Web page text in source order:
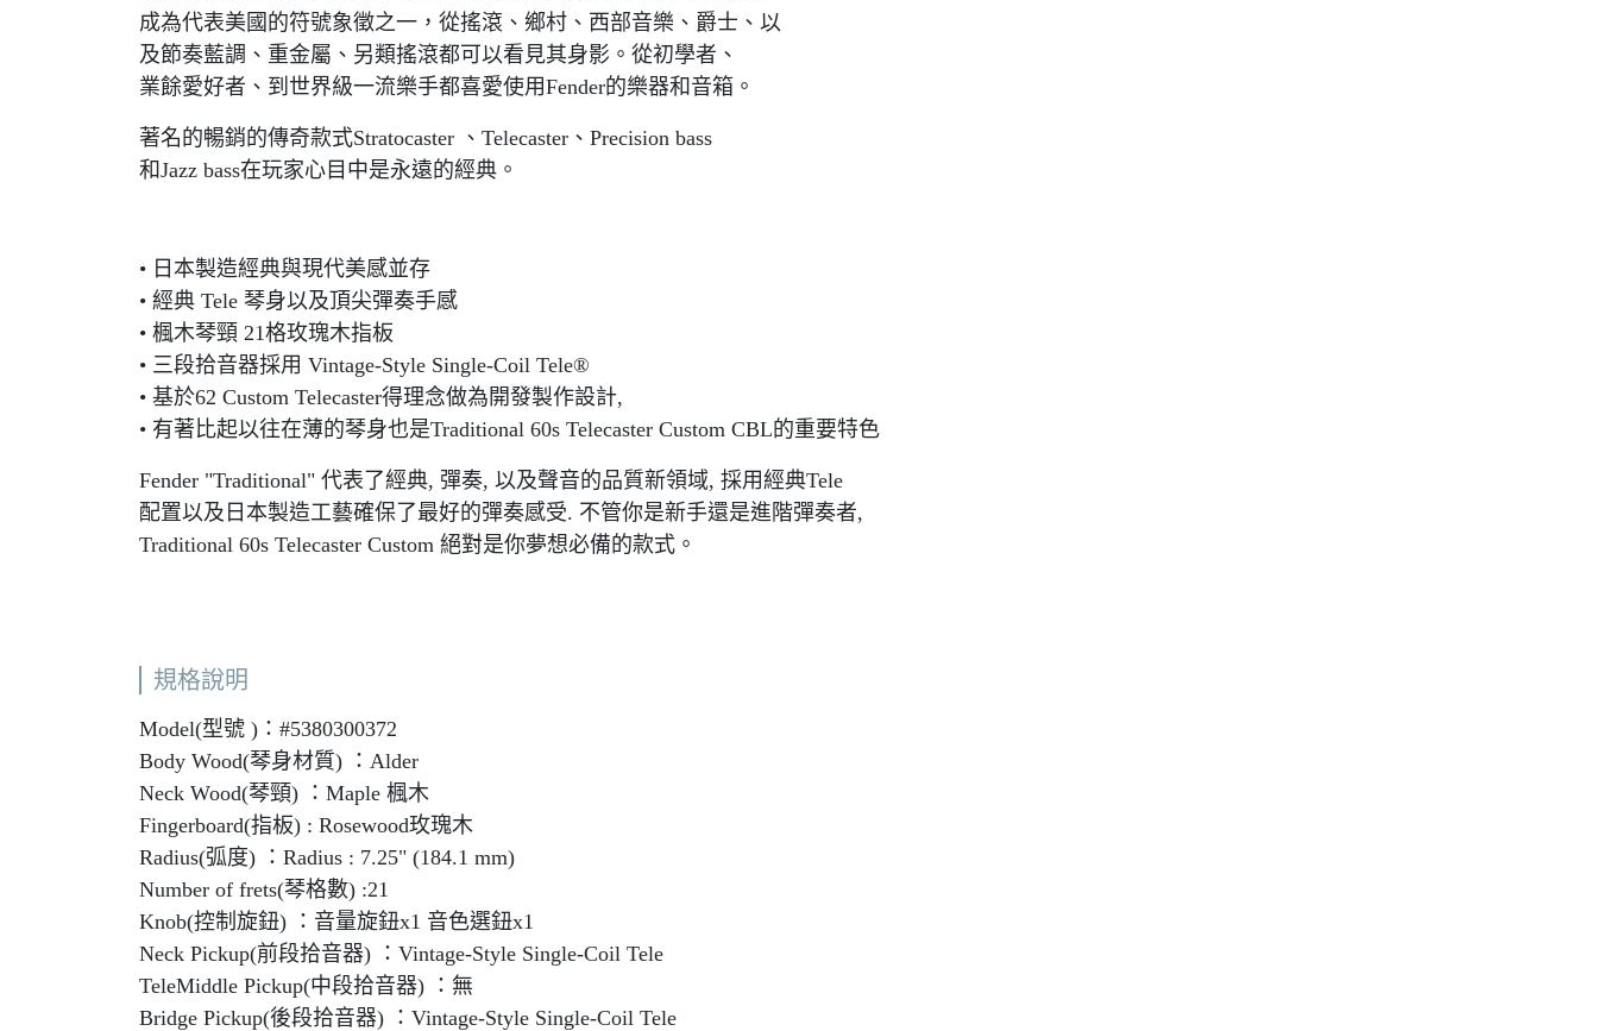
成為代表美國的符號象徵之一，從搖滾、鄉村、西部音樂、爵士、以
及節奏藍調、重金屬、另類搖滾都可以看見其身影。從初學者、
業餘愛好者、到世界級一流樂手都喜愛使用Fender的樂器和音箱。
著名的暢銷的傳奇款式Stratocaster 、Telecaster、Precision bass
和Jazz bass在玩家心目中是永遠的經典。
• 日本製造經典與現代美感並存
• 經典 Tele 琴身以及頂尖彈奏手感
• 楓木琴頸 21格玫瑰木指板
• 三段拾音器採用 Vintage-Style Single-Coil Tele®
• 基於62 Custom Telecaster​得理念做為開發製作設計,
• 有著比起以往在薄的琴身也是​Traditional 60s Telecaster Custom CBL的重要特色
Fender "Traditional" 代表了經典, 彈奏, 以及聲音的品質新領域, 採用經典Tele
配置以及日本製造工藝確保了最好的彈奏感受. 不管你是新手還是進階彈奏者,
Traditional 60s Telecaster Custom 絕對是你夢想必備的款式。
規格說明
Model(型號 )：#5380300372
Body Wood(琴身材質) ：Alder
Neck Wood(琴頸) ：Maple 楓木
Fingerboard(指板) : Rosewood玫瑰木
Radius(弧度) ：Radius : 7.25" (184.1 mm)
Number of frets(琴格數) :21
Knob(控制旋鈕) ：音量旋鈕x1 音色選鈕x1
Neck Pickup(前段拾音器) ：Vintage-Style Single-Coil Tele
TeleMiddle Pickup(中段拾音器) ：無
Bridge Pickup(後段拾音器) ：Vintage-Style Single-Coil Tele